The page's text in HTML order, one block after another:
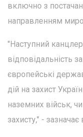
включно з
направленням
"Наступний
відповідальність
європейські
дій на захист
наземних військ,
захисту," - зазначає